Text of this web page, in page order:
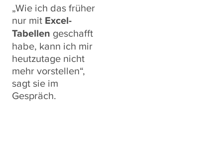
„Wie ich das früher
nur mit Excel-
Tabellen geschafft
habe, kann ich mir
heutzutage nicht
mehr vorstellen“,
sagt sie im
Gespräch.